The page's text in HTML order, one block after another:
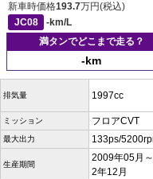
新車時価格193.7万円(税込)
JC08
-km/L
満タンでどこまで走る？
-km
排気量 1997cc
ミッション フロアCVT
最大出力 133ps/
生産期間
2009年05月
2年12月